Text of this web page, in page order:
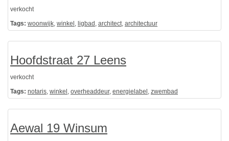
verkocht
Tags: woonwijk, winkel , ligbad , architect, architectuur
Hoofdstraat 27 Leens
verkocht
Tags: notaris, winkel , overheaddeur, energielabel , zwembad
Aewal 19 Winsum